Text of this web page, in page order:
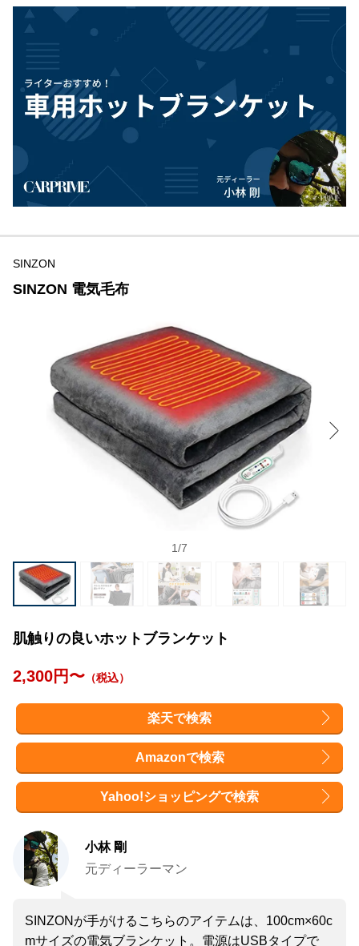
SINZON
SINZON 電気毛布
1/7
肌触りの良いホットブランケット
2,300円〜 （税込）
楽天で検索
Amazonで検索
Yahoo!ショッピングで検索
小林 剛
元ディーラーマン
SINZONが手がけるこちらのアイテムは、100cm×60c
mサイズの電気ブランケット。電源はUSBタイプで